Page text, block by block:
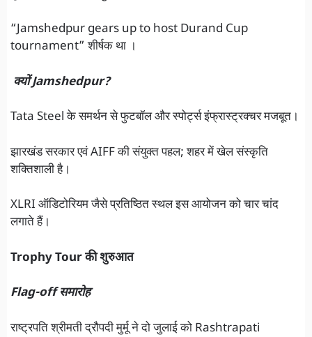
“Jamshedpur gears up to host Durand Cup
tournament” शीर्षक था ।
क्यों Jamshedpur?
Tata Steel के समर्थन से फुटबॉल और स्पोर्ट्स इंफ्रास्ट्रक्चर मजबूत।
झारखंड सरकार एवं AIFF की संयुक्त पहल; शहर में खेल संस्कृति
शक्तिशाली है।
XLRI ऑडिटोरियम जैसे प्रतिष्ठित स्थल इस आयोजन को चार चांद
लगाते हैं।
Trophy Tour की शुरुआत
Flag-off समारोह
राष्ट्रपति श्रीमती द्रौपदी मुर्मू ने दो जुलाई को Rashtrapati